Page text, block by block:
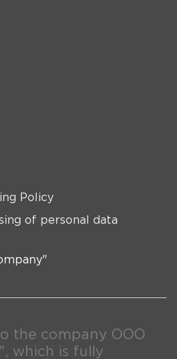
Policy
of personal data
the company OOO
which is fully